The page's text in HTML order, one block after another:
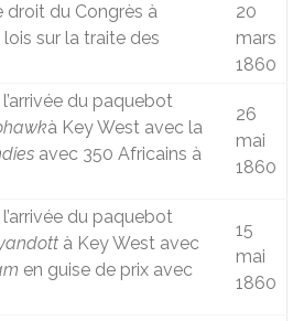
droit du Congrès à
sur la traite des
20
mars
1860
du paquebot
à Key West avec la
avec 350 Africains à
26
mai
1860
du paquebot
à Key West avec
en guise de prix avec
15
mai
1860